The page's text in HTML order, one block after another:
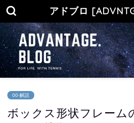
アドブロ
00-解説
ボックス形状フレーム